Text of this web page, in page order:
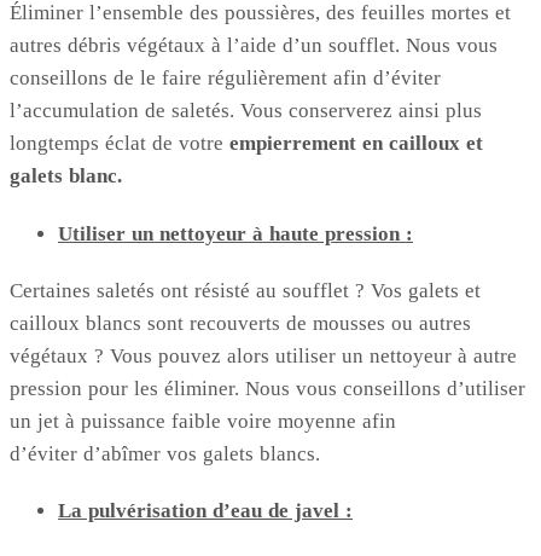
Éliminer l’ensemble des poussières, des feuilles mortes et
autres débris végétaux à l’aide d’un soufflet. Nous vous
conseillons de le faire régulièrement afin d’éviter
l’accumulation de saletés. Vous conserverez ainsi plus
longtemps éclat de votre empierrement en cailloux et
galets blanc.
Utiliser un nettoyeur à haute pression :
Certaines saletés ont résisté au soufflet ? Vos galets et
cailloux blancs sont recouverts de mousses ou autres
végétaux ? Vous pouvez alors utiliser un nettoyeur à autre
pression pour les éliminer. Nous vous conseillons d’utiliser
un jet à puissance faible voire moyenne afin
d’éviter d’abîmer vos galets blancs.
La pulvérisation d’eau de javel :